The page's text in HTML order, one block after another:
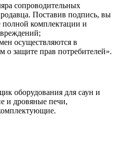
сопроводительных
Поставив подпись, вы
полной комплектации и
осуществляются в
о защите прав потребителей».
оборудования для саун и
и дровяные печи,